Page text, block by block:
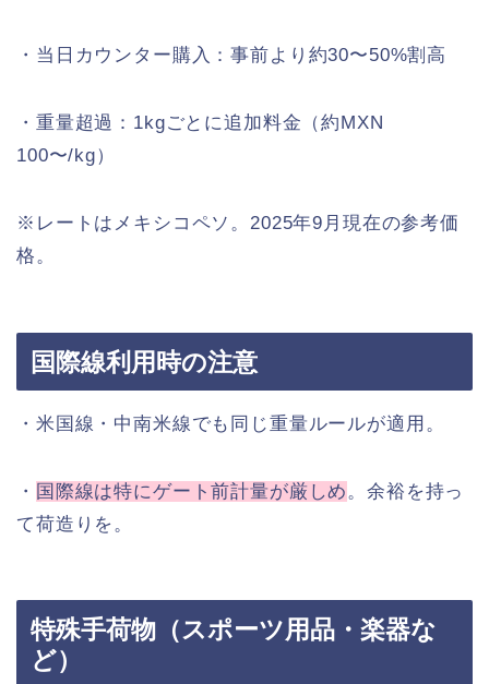
・当日カウンター購入：事前より約30〜50%割高
・重量超過：1kgごとに追加料金（約MXN
100〜/kg）
※レートはメキシコペソ。2025年9月現在の参考価
格。
国際線利用時の注意
・米国線・中南米線でも同じ重量ルールが適用。
・ 国際線は特にゲート前計量が厳しめ 。余裕を持っ
て荷造りを。
特殊手荷物（スポーツ用品・楽器な
ど）